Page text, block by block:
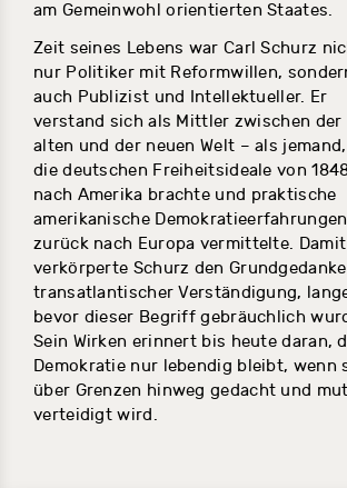
am Gemeinwohl orientierten Staates.
Zeit seines Lebens war Carl Schurz
nur Politiker mit Reformwillen,
auch Publizist und Intellektueller. Er
verstand sich als Mittler zwischen der
alten und der neuen Welt – als
die deutschen Freiheitsideale von
nach Amerika brachte und praktische
amerikanische Demokratieerfahrungen
zurück nach Europa vermittelte. Damit
verkörperte Schurz den
transatlantischer Verständigung,
bevor dieser Begriff gebräuchlich
Sein Wirken erinnert bis heute daran,
Demokratie nur lebendig bleibt, wenn
über Grenzen hinweg gedacht und
verteidigt wird.